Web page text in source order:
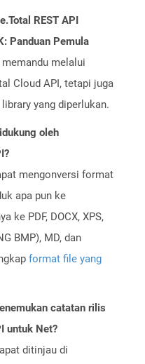
REST API
Panduan Pemula
melalui
Cloud API, tetapi juga
yang diperlukan.
oleh
mengonversi format
apa pun ke
ke PDF, DOCX, XPS,
BMP), MD, dan
format file yang
catatan rilis
untuk Net?
ditinjau di